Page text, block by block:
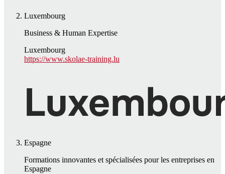
Luxembourg
Business & Human Expertise
Luxembourg
https://www.skolae-training.lu
Espagne
Formations innovantes et spécialisées pour les entreprises en
Espagne